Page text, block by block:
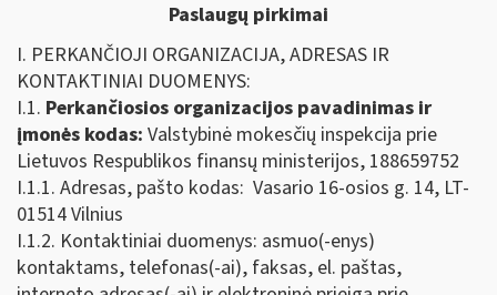
Paslaugų pirkimai
I. PERKANČIOJI ORGANIZACIJA, ADRESAS IR
KONTAKTINIAI DUOMENYS:
I.1. Perkančiosios organizacijos pavadinimas ir
įmonės kodas: Valstybinė mokesčių inspekcija prie
Lietuvos Respublikos finansų ministerijos, 188659752
I.1.1. Adresas, pašto kodas: Vasario 16-osios g. 14, LT-
01514 Vilnius
I.1.2. Kontaktiniai duomenys: asmuo(-enys)
kontaktams, telefonas(-ai), faksas, el. paštas,